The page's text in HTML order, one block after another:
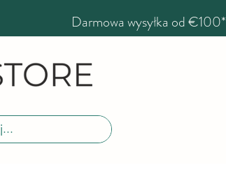
Darmowa wysyłka od €100*